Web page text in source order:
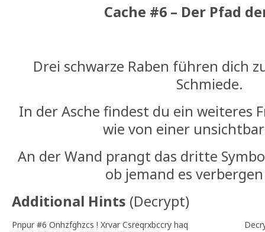
Cache #6 – Der Pfad
Drei schwarze Raben führen dich
Schmiede.
In der Asche findest du ein weiteres
wie von einer
An der Wand prangt das dritte
ob jemand es
Additional Hints (Decrypt)
Pnpur #6 Onhzfghzcs ! Xrvar Csreqrxbccry haq